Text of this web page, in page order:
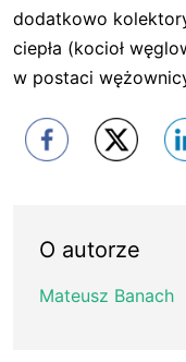
dodatkowo
ciepła (kocioł
w postaci
O autorze
Mateusz Banach